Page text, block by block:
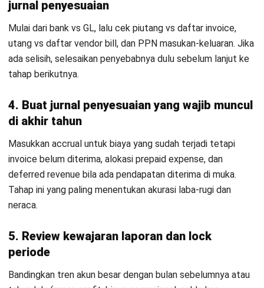
menyajikan gambaran terperinci tentang kinerja keuangan
perusahaan selama periode tertentu, tetapi juga
memberikan wawasan berharga tentang arah dan strategi
keuangan masa depan.
Untuk memudahkan proses penyusunan laporan tutup buku
tahunan, berikut kami sajikan sejumlah tips terkait cara
1. Kunci cut-off transaksi & rekonsiliasi per-